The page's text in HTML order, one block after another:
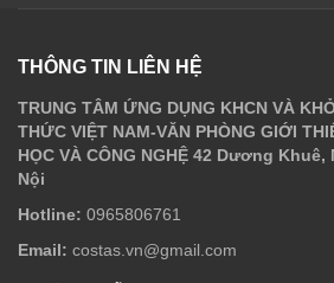
THÔNG TIN LIÊN HỆ
TRUNG TÂM ỨNG DỤNG KHCN VÀ
THỨC VIỆT NAM-VĂN PHÒNG GIỚI
HỌC VÀ CÔNG NGHỆ 42 Dương
Nội
Hotline: 0965806761
Email: costas.vn@gmail.com